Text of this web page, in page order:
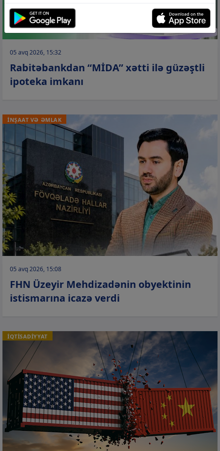
05 avq 2026, 15:32
Rabitəbankdan “MİDA” xətti ilə güzəştli
ipoteka imkanı
İNŞAAT VƏ ƏMLAK
05 avq 2026, 15:08
FHN Üzeyir Mehdizadənin obyektinin
istismarına icazə verdi
İQTİSADİYYAT